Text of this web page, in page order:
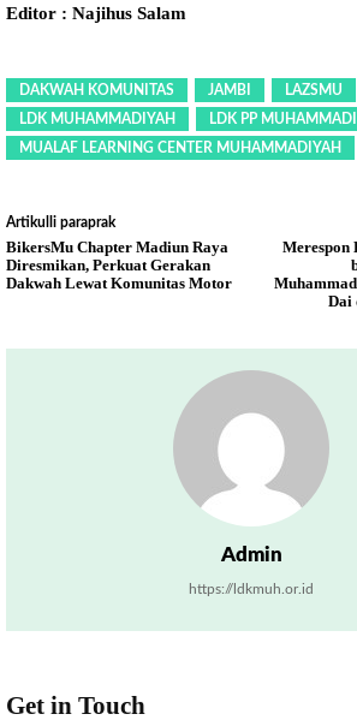
Editor : Najihus Salam
DAKWAH KOMUNITAS JAMBI
LAZSMU
LDK MUHAMMADIYAH
LDK PP
MUALAF LEARNING CENTER MUHAMMADIYAH
Artikulli paraprak
BikersMu Chapter Madiun Raya
Diresmikan, Perkuat Gerakan
Dakwah Lewat Komunitas Motor
Merespon
Dai
Admin
https://ldkmuh.or.id
Get in Touch